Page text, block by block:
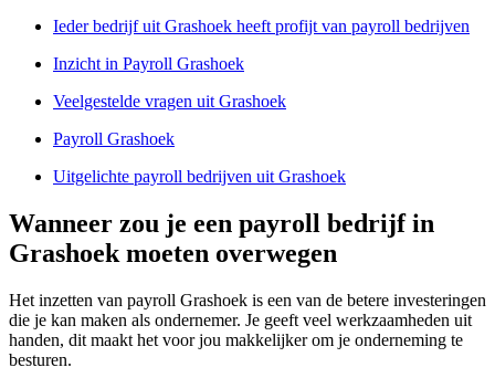
Ieder bedrijf uit Grashoek heeft profijt van payroll bedrijven
Inzicht in Payroll Grashoek
Veelgestelde vragen uit Grashoek
Payroll Grashoek
Uitgelichte payroll bedrijven uit Grashoek
Wanneer zou je een payroll bedrijf in
Grashoek moeten overwegen
Het inzetten van payroll Grashoek is een van de betere investeringen
die je kan maken als ondernemer. Je geeft veel werkzaamheden uit
handen, dit maakt het voor jou makkelijker om je onderneming te
besturen.